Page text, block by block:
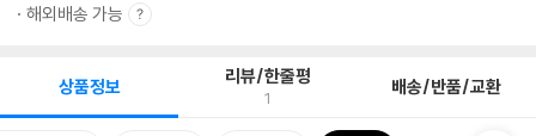
해외배송 가능
상품정보 리뷰/한줄평
1 배송/반품/교환